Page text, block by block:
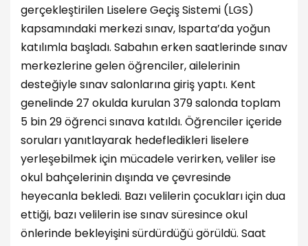
gerçekleştirilen Liselere Geçiş Sistemi (LGS)
kapsamındaki merkezi sınav, Isparta’da yoğun
katılımla başladı. Sabahın erken saatlerinde sınav
merkezlerine gelen öğrenciler, ailelerinin
desteğiyle sınav salonlarına giriş yaptı. Kent
genelinde 27 okulda kurulan 379 salonda toplam
5 bin 29 öğrenci sınava katıldı. Öğrenciler içeride
soruları yanıtlayarak hedefledikleri liselere
yerleşebilmek için mücadele verirken, veliler ise
okul bahçelerinin dışında ve çevresinde
heyecanla bekledi. Bazı velilerin çocukları için dua
ettiği, bazı velilerin ise sınav süresince okul
önlerinde bekleyişini sürdürdüğü görüldü. Saat